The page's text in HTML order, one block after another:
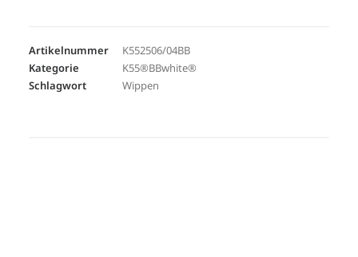
Artikelnummer
K552506/04BB
Kategorie
K55®BBwhite®
Schlagwort
Wippen